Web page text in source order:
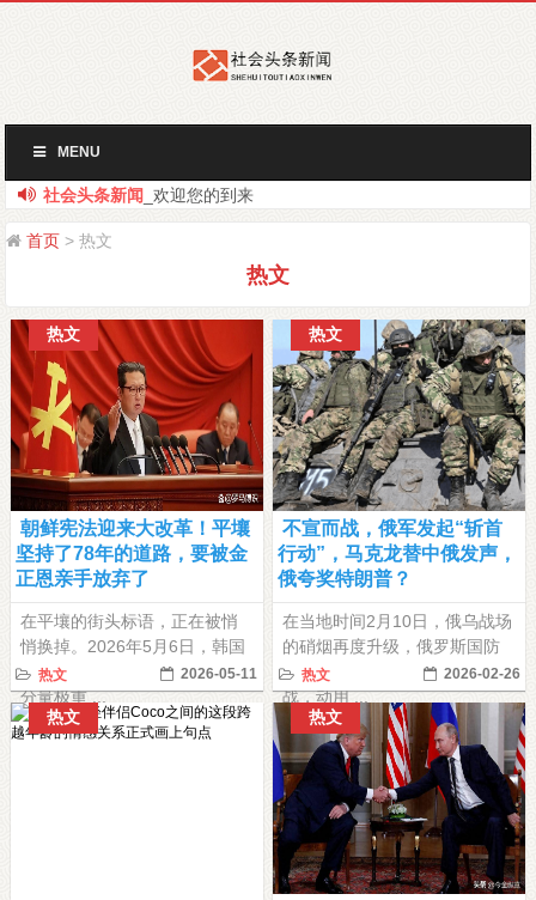
MENU
社会头条新闻 _欢迎您的到来
首页 > 热文
热文
热文
朝鲜宪法迎来大改革！平壤
坚持了78年的道路，要被金
正恩亲手放弃了
在平壤的街头标语，正在被悄
悄换掉。2026年5月6日，韩国
统一部召开了一场不算热闹但
分量极重 ...
热文 2026-05-11
热文
不宣而战，俄军发起“斩首
行动”，马克龙替中俄发声，
俄夸奖特朗普？
在当地时间2月10日，俄乌战场
的硝烟再度升级，俄罗斯国防
部突然通报，俄军已不宣而
战，动用 ...
热文 2026-02-26
热文 热文